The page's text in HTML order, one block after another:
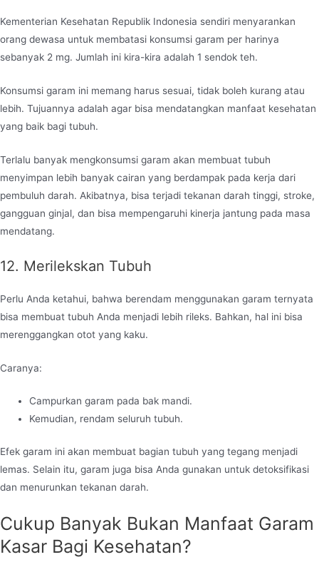
Kementerian Kesehatan Republik Indonesia sendiri menyarankan
orang dewasa untuk membatasi konsumsi garam per harinya
sebanyak 2 mg. Jumlah ini kira-kira adalah 1 sendok teh.
Konsumsi garam ini memang harus sesuai, tidak boleh kurang atau
lebih. Tujuannya adalah agar bisa mendatangkan manfaat kesehatan
yang baik bagi tubuh.
Terlalu banyak mengkonsumsi garam akan membuat tubuh
menyimpan lebih banyak cairan yang berdampak pada kerja dari
pembuluh darah. Akibatnya, bisa terjadi tekanan darah tinggi, stroke,
gangguan ginjal, dan bisa mempengaruhi kinerja jantung pada masa
mendatang.
12. Merilekskan Tubuh
Perlu Anda ketahui, bahwa berendam menggunakan garam ternyata
bisa membuat tubuh Anda menjadi lebih rileks. Bahkan, hal ini bisa
merenggangkan otot yang kaku.
Caranya:
Campurkan garam pada bak mandi.
Kemudian, rendam seluruh tubuh.
Efek garam ini akan membuat bagian tubuh yang tegang menjadi
lemas. Selain itu, garam juga bisa Anda gunakan untuk detoksifikasi
dan menurunkan tekanan darah.
Cukup Banyak Bukan Manfaat Garam
Kasar Bagi Kesehatan?